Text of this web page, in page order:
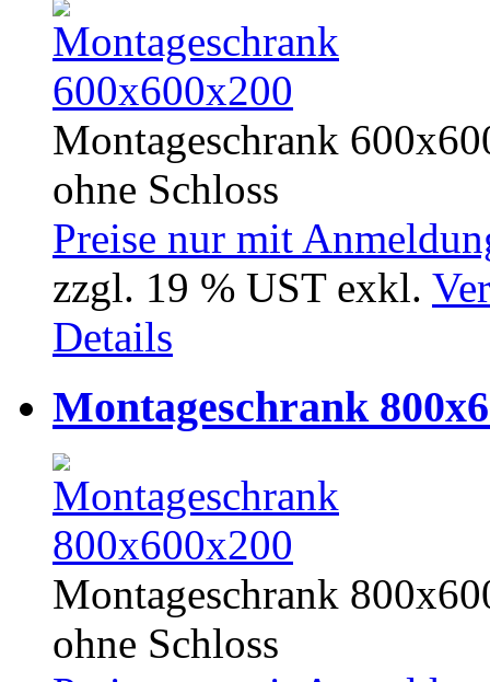
Montageschrank
ohne Schloss
Preise nur mit
zzgl. 19 % UST exkl.
Details
Montageschrank
Montageschrank
ohne Schloss